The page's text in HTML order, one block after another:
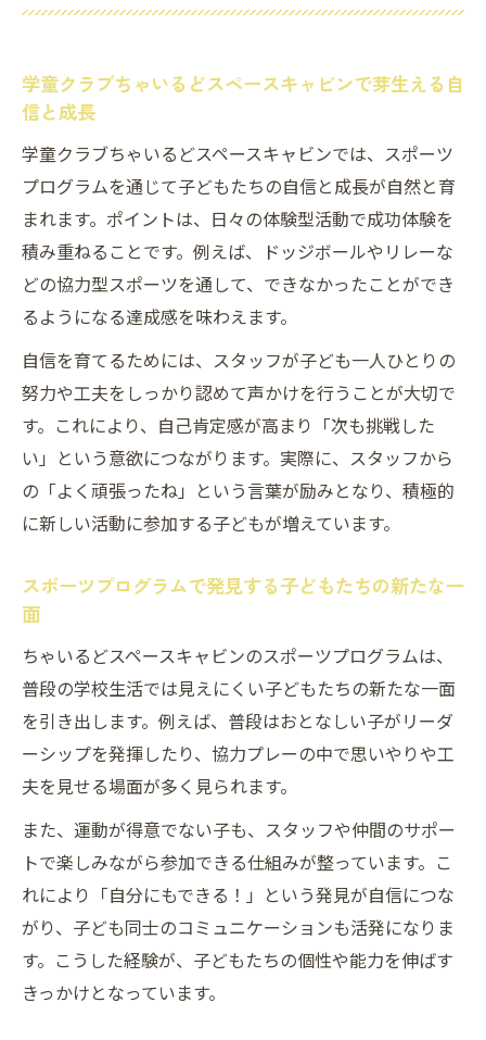
学童クラブちゃいるどスペースキャビンで芽生える自
信と成長
学童クラブちゃいるどスペースキャビンでは、スポーツ
プログラムを通じて子どもたちの自信と成長が自然と育
まれます。ポイントは、日々の体験型活動で成功体験を
積み重ねることです。例えば、ドッジボールやリレーな
どの協力型スポーツを通して、できなかったことができ
るようになる達成感を味わえます。
自信を育てるためには、スタッフが子ども一人ひとりの
努力や工夫をしっかり認めて声かけを行うことが大切で
す。これにより、自己肯定感が高まり「次も挑戦した
い」という意欲につながります。実際に、スタッフから
の「よく頑張ったね」という言葉が励みとなり、積極的
に新しい活動に参加する子どもが増えています。
スポーツプログラムで発見する子どもたちの新たな一
面
ちゃいるどスペースキャビンのスポーツプログラムは、
普段の学校生活では見えにくい子どもたちの新たな一面
を引き出します。例えば、普段はおとなしい子がリーダ
ーシップを発揮したり、協力プレーの中で思いやりや工
夫を見せる場面が多く見られます。
また、運動が得意でない子も、スタッフや仲間のサポー
トで楽しみながら参加できる仕組みが整っています。こ
れにより「自分にもできる！」という発見が自信につな
がり、子ども同士のコミュニケーションも活発になりま
す。こうした経験が、子どもたちの個性や能力を伸ばす
きっかけとなっています。